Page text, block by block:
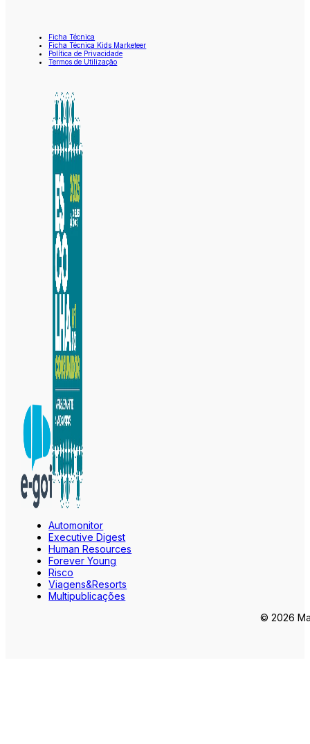
Ficha Técnica
Ficha Técnica Kids Marketeer
Política de Privacidade
Termos de Utilização
Automonitor
Executive Digest
Human Resources
Forever Young
Risco
Viagens&Resorts
Multipublicações
© 2026